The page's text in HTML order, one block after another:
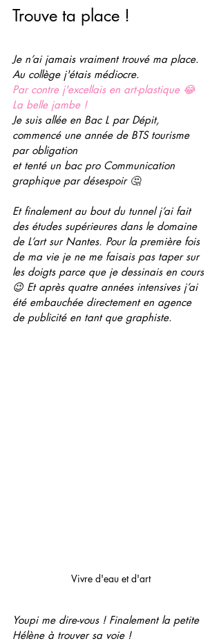
Trouve ta place !
Je n’ai jamais vraiment trouvé ma place.
Au collège j'étais médiocre.
Par contre j'excellais en art-plastique 😂
La belle jambe !
Je suis allée en Bac L par Dépit,
commencé une année de BTS tourisme
par obligation
et tenté un bac pro Communication
graphique par désespoir 🤔
Et finalement au bout du tunnel j’ai fait
des études supérieures dans le domaine
de L’art sur Nantes. Pour la première fois
de ma vie je ne me faisais pas taper sur
les doigts parce que je dessinais en cours
😉 Et après quatre années intensives j’ai
été embauchée directement en agence
de publicité en tant que graphiste.
Vivre d'eau et d'art
Youpi me dire-vous ! Finalement la petite
Hélène à trouver sa voie !